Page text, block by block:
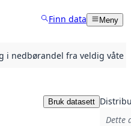
Finn data Meny
i nedbørandel fra veldig våte
Bruk datasett
Dette